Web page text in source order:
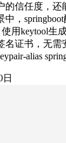
的信任度，
中，
用keytool生
名证书，无
alias